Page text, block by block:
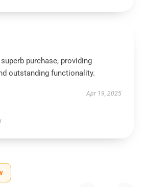
purchase, providing
outstanding functionality.
Apr 19, 2025